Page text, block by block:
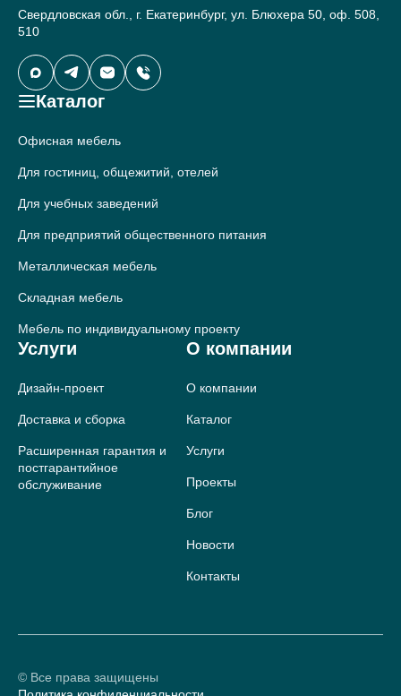
Услуги
Дизайн-проект
Доставка и сборка
Расширенная гарантия и
постгарантийное
обслуживание
Каталог
Офисная мебель
Для гостиниц, общежитий, отелей
Для учебных заведений
Для предприятий общественного питания
Металлическая мебель
Складная мебель
Мебель по индивидуальному проекту
О компании
О компании
Каталог
Услуги
Проекты
Блог
Новости
Контакты
Свердловская обл., г. Екатеринбург, ул. Блюхера 50, оф. 508,
510
© Все права защищены